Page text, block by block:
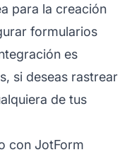
para la creación
formularios
es
si deseas rastrear
de tus
con JotForm